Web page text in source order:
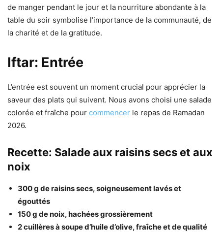
de manger pendant le jour et la nourriture abondante à la
table du soir symbolise l’importance de la communauté, de
la charité et de la gratitude.
Iftar: Entrée
L’entrée est souvent un moment crucial pour apprécier la
saveur des plats qui suivent. Nous avons choisi une salade
colorée et fraîche pour commencer le repas de Ramadan
2026.
Recette: Salade aux raisins secs et aux
noix
300 g de raisins secs, soigneusement lavés et
égouttés
150 g de noix, hachées grossièrement
2 cuillères à soupe d’huile d’olive, fraîche et de qualité